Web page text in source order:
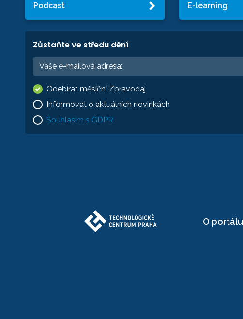
Podcast E-learning
Zůstaňte ve středu dění
Odebírat měsíční Zpravodaj
Informovat o aktuálních novinkách
Souhlasím s GDPR
O portálu